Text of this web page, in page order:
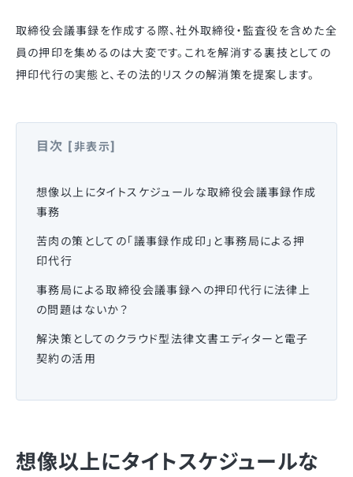
取締役会議事録を作成する際、社外取締役・監査役を含めた全
員の押印を集めるのは大変です。これを解消する裏技としての
押印代行の実態と、その法的リスクの解消策を提案します。
目次 [非表示]
想像以上にタイトスケジュールな取締役会議事録作成
事務
苦肉の策としての「議事録作成印」と事務局による押
印代行
事務局による取締役会議事録への押印代行に法律上
の問題はないか？
解決策としてのクラウド型法律文書エディターと電子
契約の活用
想像以上にタイトスケジュールな